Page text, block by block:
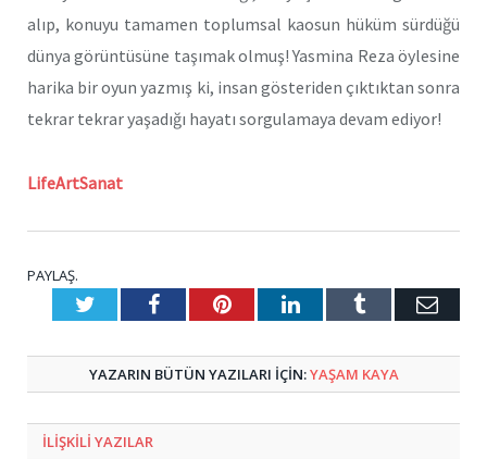
alıp, konuyu tamamen toplumsal kaosun hüküm sürdüğü
dünya görüntüsüne taşımak olmuş! Yasmina Reza öylesine
harika bir oyun yazmış ki, insan gösteriden çıktıktan sonra
tekrar tekrar yaşadığı hayatı sorgulamaya devam ediyor!
LifeArtSanat
PAYLAŞ.
TwitterFacebookPinterestLinkedInTumblr E-
YAZARIN BÜTÜN YAZILARI IÇIN:YAŞAM KAYA
ILIŞKILI YAZILAR